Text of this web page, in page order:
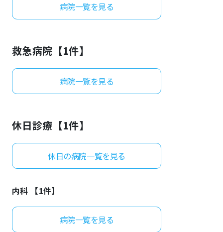
よくあるご質問
病院一覧を見る
救急病院【1件】
病院一覧を見る
休日診療【1件】
休日の病院一覧を見る
内科 【1件】
病院一覧を見る